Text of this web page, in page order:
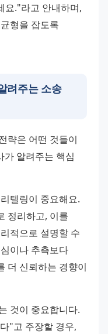
요."라고 안내하며,
형을 잡도록
려주는 소송
략은 어떤 것들이
가 알려주는 핵심
텔링이 중요해요.
정리하고, 이를
적으로 설명할 수
이나 추측보다
더 신뢰하는 경향이
것이 중요합니다.
"고 주장할 경우,